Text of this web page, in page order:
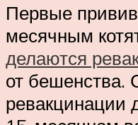
Первые
месячным
делаются
от
ревакцинации